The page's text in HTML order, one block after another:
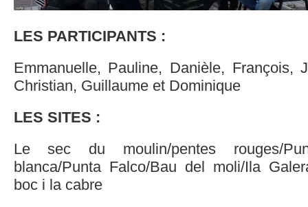
LES PARTICIPANTS :
Emmanuelle, Pauline, Danièle, François,
Christian, Guillaume et Dominique
LES SITES :
Le sec du moulin/pentes rouges/
blanca/Punta Falco/Bau del moli/Ila
boc i la cabre